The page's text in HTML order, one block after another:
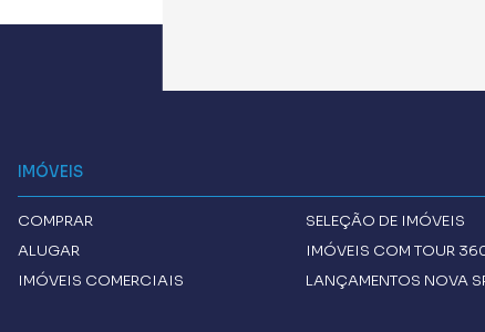
IMÓVEIS
COMPRAR
ALUGAR
IMÓVEIS COMERCIAIS
SELEÇÃO DE IMÓVEIS
IMÓVEIS COM TOUR
LANÇAMENTOS NOVA